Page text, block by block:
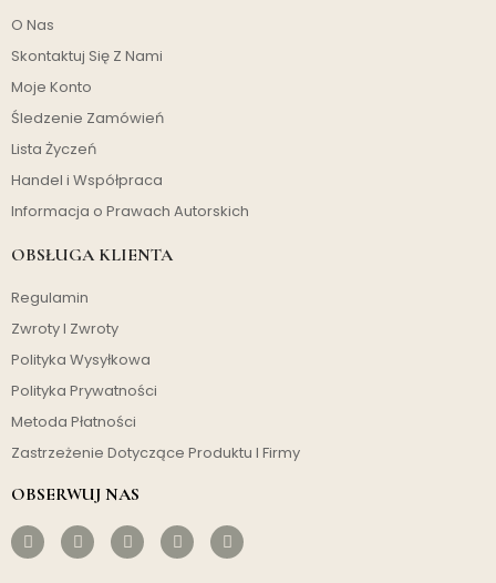
O Nas
Skontaktuj Się Z Nami
Moje Konto
Śledzenie Zamówień
Lista Życzeń
Handel i Współpraca
Informacja o Prawach Autorskich
OBSŁUGA KLIENTA
Regulamin
Zwroty I Zwroty
Polityka Wysyłkowa
Polityka Prywatności
Metoda Płatności
Zastrzeżenie Dotyczące Produktu I Firmy
OBSERWUJ NAS